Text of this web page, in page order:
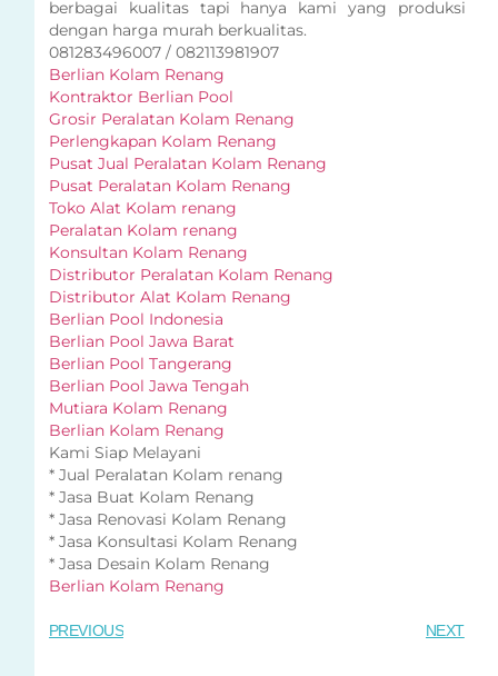
berbagai kualitas tapi hanya kami yang produksi
dengan harga murah berkualitas.
081283496007 / 082113981907
Berlian Kolam Renang
Kontraktor Berlian Pool
Grosir Peralatan Kolam Renang
Perlengkapan Kolam Renang
Pusat Jual Peralatan Kolam Renang
Pusat Peralatan Kolam Renang
Toko Alat Kolam renang
Peralatan Kolam renang
Konsultan Kolam Renang
Distributor Peralatan Kolam Renang
Distributor Alat Kolam Renang
Berlian Pool Indonesia
Berlian Pool Jawa Barat
Berlian Pool Tangerang
Berlian Pool Jawa Tengah
Mutiara Kolam Renang
Berlian Kolam Renang
Kami Siap Melayani
* Jual Peralatan Kolam renang
* Jasa Buat Kolam Renang
* Jasa Renovasi Kolam Renang
* Jasa Konsultasi Kolam Renang
* Jasa Desain Kolam Renang
Berlian Kolam Renang
PREVIOUS NEXT